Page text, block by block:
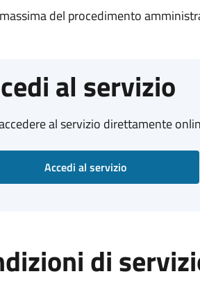
del procedimento
al servizio
al servizio direttamente
Accedi al servizio
di